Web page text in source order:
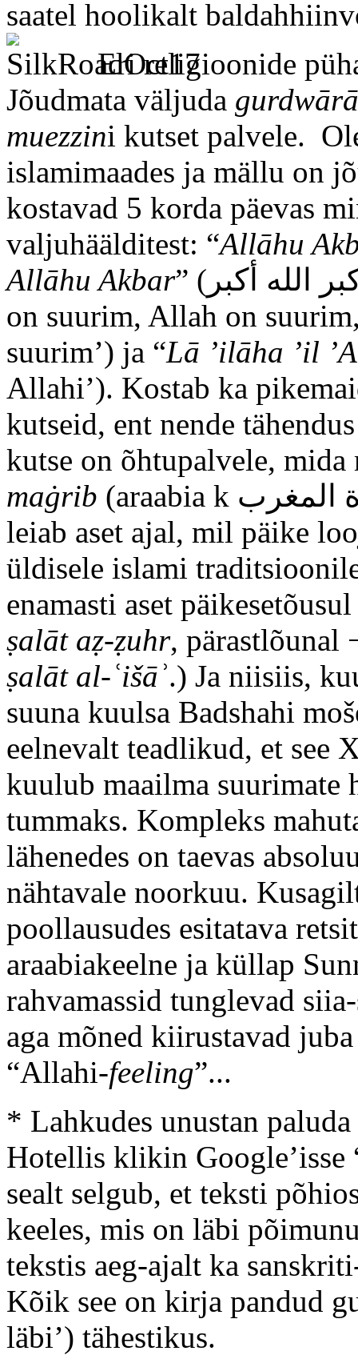
saatel hoolikalt
Eri religioonide
Jõudmata väljuda gurdwārā
muezzini kutset palvele.
islamimaades ja mällu on
kostavad 5 korda päevas
valjuhäälditest: “Allāhu
Allāhu Akbar” (الله أكبر الله أكبر الله أكبر الله أكبر, ‘Allah
on suurim, Allah on
suurim’) ja “Lā ’ilāha ’il
Allahi’). Kostab ka
kutseid, ent nende
kutse on õhtupalvele,
maġrib (araabia k صلاة المغرب‎, ‘lääne palve’), kuna see
leiab aset ajal, mil päike
üldisele islami
enamasti aset
ṣalāt aẓ-ẓuhr, pärastlõunal
ṣalāt al-ʿišāʾ.) Ja niisiis,
suuna kuulsa Badshahi
eelnevalt teadlikud, et see
kuulub maailma suurimate
tummaks. Kompleks
lähenedes on taevas
nähtavale noorkuu.
poollausudes esitatava
araabiakeelne ja küllap
rahvamassid tunglevad
aga mõned kiirustavad
“Allahi-feeling”...
* Lahkudes unustan
Hotellis klikin Google’isse
sealt selgub, et teksti
keeles, mis on läbi
tekstis aeg-ajalt ka
Kõik see on kirja pandud
läbi’) tähestikus.